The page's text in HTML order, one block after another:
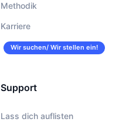
Methodik
Karriere
Wir suchen/ Wir stellen ein!
Support
Lass dich auflisten